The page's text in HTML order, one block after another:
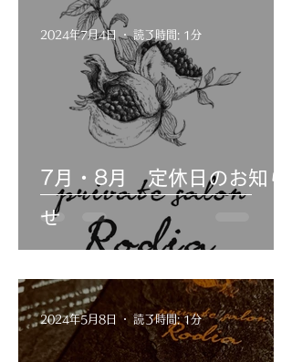
7月・8月 定休日のお知ら
せ
2024年7月4日 読了時間: 1分
2024年5月8日 読了時間: 1分